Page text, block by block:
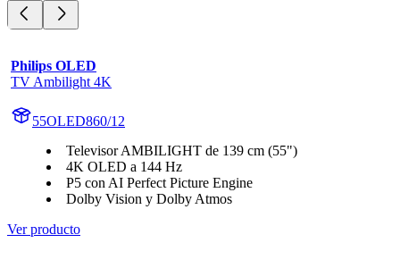
Philips OLED
TV Ambilight 4K
55OLED860/12
Televisor AMBILIGHT de 139 cm (55")
4K OLED a 144 Hz
P5 con AI Perfect Picture Engine
Dolby Vision y Dolby Atmos
Ver producto